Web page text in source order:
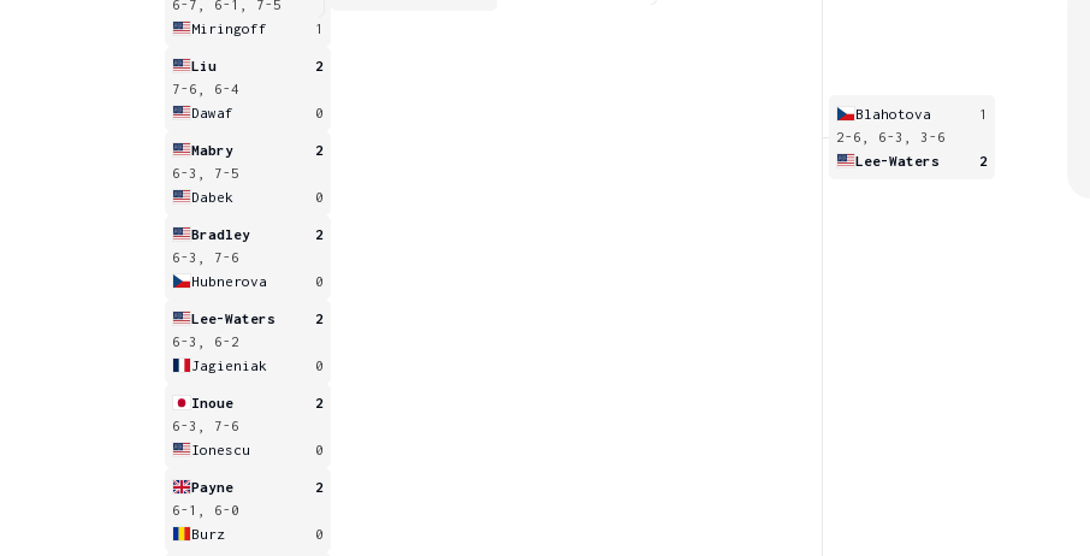
6-7, 6-1, 7-5
Miringoff
1
Liu
2
7-6, 6-4
Dawaf
0
Mabry
2
6-3, 7-5
Dabek
0
Bradley
2
6-3, 7-6
Hubnerova
0
Lee-Waters
2
6-3, 6-2
Jagieniak
0
Inoue
2
6-3, 7-6
Ionescu
0
Payne
2
6-1, 6-0
Burz
0
Blahotova
1
2-6, 6-3, 3-6
Lee-Waters
2